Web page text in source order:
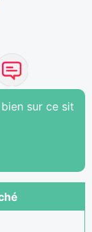
sur ce sit